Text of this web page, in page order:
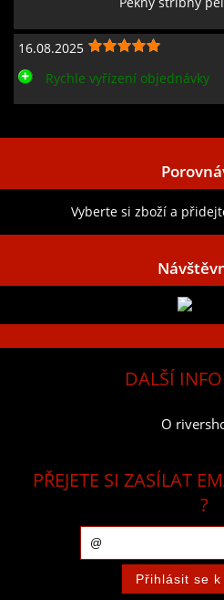
16.08.2025
Rychle vyřízení objednávky
Vyberte si zboží a
DALŠÍ
O
PŘEJETE SI ZASÍLAT
?